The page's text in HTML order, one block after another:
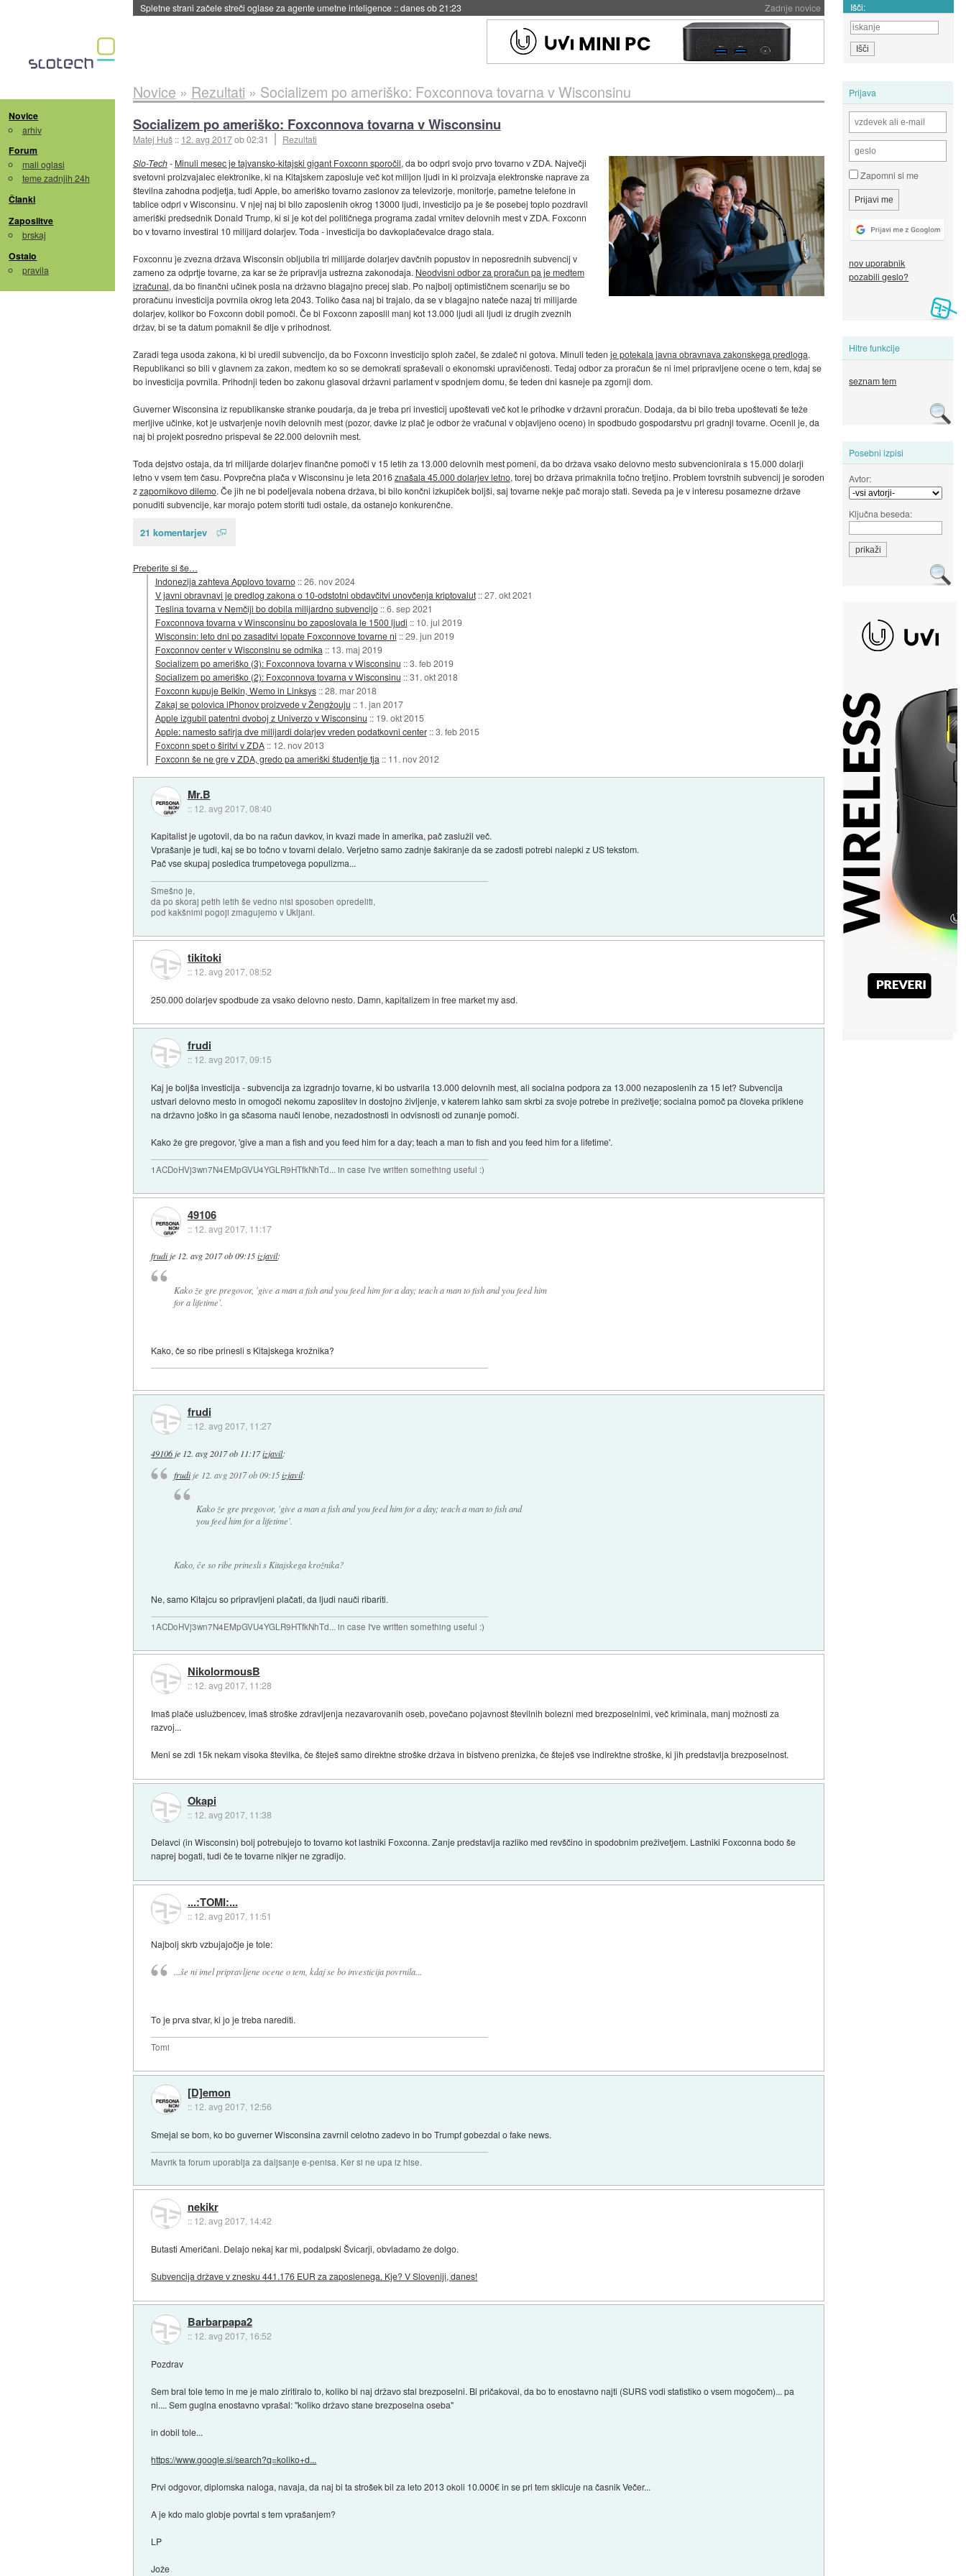
Zadnje novice
Saga s cepivom mRNA proti gripi v ZDA srečno končana::danes ob 06:10 Išči:
Novice
arhiv
Forum
mali oglasi
teme zadnjih 24h
Članki
Zaposlitve
brskaj
Ostalo
pravila
Prijava
Zapomni si me
nov uporabnik
pozabili geslo?
Hitre funkcije
seznam tem
Posebni izpisi
Avtor:
Ključna beseda:
Novice » Rezultati » Socializem po ameriško: Foxconnova tovarna v Wisconsinu
Socializem po ameriško: Foxconnova tovarna v Wisconsinu
Matej Huš :: 12. avg 2017ob 02:31
Rezultati
Slo-Tech- Minuli mesec je tajvansko-kitajski gigant Foxconn sporočil, da bo odprl svojo prvo tovarno v ZDA. Največji
svetovni proizvajalec elektronike, ki na Kitajskem zaposluje več kot milijon ljudi in ki proizvaja elektronske naprave za
številna zahodna podjetja, tudi Apple, bo ameriško tovarno zaslonov za televizorje, monitorje, pametne telefone in
tablice odprl v Wisconsinu. V njej naj bi bilo zaposlenih okrog 13000 ljudi, investicijo pa je še posebej toplo pozdravil
ameriški predsednik Donald Trump, ki si je kot del političnega programa zadal vrnitev delovnih mest v ZDA. Foxconn
bo v tovarno investiral 10 milijard dolarjev. Toda - investicija bo davkoplačevalce drago stala.
Foxconnu je zvezna država Wisconsin obljubila tri milijarde dolarjev davčnih popustov in neposrednih subvencij v
zameno za odprtje tovarne, za kar se že pripravlja ustrezna zakonodaja. Neodvisni odbor za proračun pa je medtem
izračunal, da bo finančni učinek posla na državno blagajno precej slab. Po najbolj optimističnem scenariju se bo
proračunu investicija povrnila okrog leta 2043. Toliko časa naj bi trajalo, da se v blagajno nateče nazaj tri milijarde
dolarjev, kolikor bo Foxconn dobil pomoči. Če bi Foxconn zaposlil manj kot 13.000 ljudi ali ljudi iz drugih zveznih
držav, bi se ta datum pomaknil še dlje v prihodnost.
Zaradi tega usoda zakona, ki bi uredil subvencijo, da bo Foxconn investicijo sploh začel, še zdaleč ni gotova. Minuli teden je potekala javna obravnava zakonskega predloga.
Republikanci so bili v glavnem za zakon, medtem ko so se demokrati spraševali o ekonomski upravičenosti. Tedaj odbor za proračun še ni imel pripravljene ocene o tem, kdaj se
bo investicija povrnila. Prihodnji teden bo zakonu glasoval državni parlament v spodnjem domu, še teden dni kasneje pa zgornji dom.
Guverner Wisconsina iz republikanske stranke poudarja, da je treba pri investicij upoštevati več kot le prihodke v državni proračun. Dodaja, da bi bilo treba upoštevati še teže
merljive učinke, kot je ustvarjenje novih delovnih mest (pozor, davke iz plač je odbor že vračunal v objavljeno oceno) in spodbudo gospodarstvu pri gradnji tovarne. Ocenil je, da
naj bi projekt posredno prispeval še 22.000 delovnih mest.
Toda dejstvo ostaja, da tri milijarde dolarjev finančne pomoči v 15 letih za 13.000 delovnih mest pomeni, da bo država vsako delovno mesto subvencionirala s 15.000 dolarji
letno v vsem tem času. Povprečna plača v Wisconsinu je leta 2016znašala 45.000 dolarjev letno, torej bo država primaknila točno tretjino. Problem tovrstnih subvencij je soroden
zzapornikovo dilemo. Če jih ne bi podeljevala nobena država, bi bilo končni izkupiček boljši, saj tovarne nekje pač morajo stati. Seveda pa je v interesu posamezne države
ponuditi subvencije, kar morajo potem storiti tudi ostale, da ostanejo konkurenčne.
21 komentarjev
Preberite si še…
Indonezija zahteva Applovo tovarno ::26. nov 2024
V javni obravnavi je predlog zakona o 10-odstotni obdavčitvi unovčenja kriptovalut ::27. okt 2021
Teslina tovarna v Nemčiji bo dobila milijardno subvencijo ::6. sep 2021
Foxconnova tovarna v Winsconsinu bo zaposlovala le 1500 ljudi :: 10. jul 2019
Wisconsin: leto dni po zasaditvi lopate Foxconnove tovarne ni ::29. jun 2019
Foxconnov center v Wisconsinu se odmika :: 13. maj 2019
Socializem po ameriško (3): Foxconnova tovarna v Wisconsinu ::3. feb 2019
Socializem po ameriško (2): Foxconnova tovarna v Wisconsinu ::31. okt 2018
Foxconn kupuje Belkin, Wemo in Linksys ::28. mar 2018
Zakaj se polovica iPhonov proizvede v Žengžouju :: 1. jan 2017
Apple izgubil patentni dvoboj z Univerzo v Wisconsinu :: 19. okt 2015
Apple: namesto safirja dve milijardi dolarjev vreden podatkovni center ::3. feb 2015
Foxconn spet o širitvi v ZDA :: 12. nov 2013
Foxconn še ne gre v ZDA, gredo pa ameriški študentje tja :: 11. nov 2012
Mr.B
:: 12. avg 2017, 08:40
Kapitalist je ugotovil, da bo na račun davkov, in kvazi made in amerika, pač zaslužil več.
Vprašanje je tudi, kaj se bo točno v tovarni delalo. Verjetno samo zadnje šakiranje da se zadosti potrebi nalepki z US tekstom.
Pač vse skupaj posledica trumpetovega populizma...
Smešno je,
da po skoraj petih letih še vedno nisi sposoben opredeliti,
pod kakšnimi pogoji zmagujemo v Ukljani.
tikitoki
:: 12. avg 2017, 08:52
250.000 dolarjev spodbude za vsako delovno nesto. Damn, kapitalizem in free market my asd.
frudi
:: 12. avg 2017, 09:15
Kaj je boljša investicija - subvencija za izgradnjo tovarne, ki bo ustvarila 13.000 delovnih mest, ali socialna podpora za 13.000 nezaposlenih za 15 let? Subvencija
ustvari delovno mesto in omogoči nekomu zaposlitev in dostojno življenje, v katerem lahko sam skrbi za svoje potrebe in preživetje; socialna pomoč pa človeka priklene
na državno joško in ga sčasoma nauči lenobe, nezadostnosti in odvisnosti od zunanje pomoči.
Kako že gre pregovor, 'give a man a fish and you feed him for a day; teach a man to fish and you feed him for a lifetime'.
1ACDoHVj3wn7N4EMpGVU4YGLR9HTfkNhTd... in case I've written something useful :)
49106
:: 12. avg 2017, 11:17
frudije 12. avg 2017 ob 09:15 izjavil:
Kako že gre pregovor, 'give a man a fish and you feed him for a day; teach a man to fish and you feed him
for a lifetime'.
Kako, če so ribe prinesli s Kitajskega krožnika?
frudi
:: 12. avg 2017, 11:27
49106 je 12. avg 2017 ob 11:17izjavil:
frudije 12. avg 2017 ob 09:15 izjavil:
Kako že gre pregovor, 'give a man a fish and you feed him for a day; teach a man to fish and
you feed him for a lifetime'.
Kako, če so ribe prinesli s Kitajskega krožnika?
Ne, samo Kitajcu so pripravljeni plačati, da ljudi nauči ribariti.
1ACDoHVj3wn7N4EMpGVU4YGLR9HTfkNhTd... in case I've written something useful :)
NikolormousB
:: 12. avg 2017, 11:28
Imaš plače uslužbencev, imaš stroške zdravljenja nezavarovanih oseb, povečano pojavnost številnih bolezni med brezposelnimi, več kriminala, manj možnosti za
razvoj...
Meni se zdi 15k nekam visoka številka, če šteješ samo direktne stroške država in bistveno prenizka, če šteješ vse indirektne stroške, ki jih predstavlja brezposelnost.
Okapi
:: 12. avg 2017, 11:38
Delavci (in Wisconsin) bolj potrebujejo to tovarno kot lastniki Foxconna. Zanje predstavlja razliko med revščino in spodobnim preživetjem. Lastniki Foxconna bodo še
naprej bogati, tudi če te tovarne nikjer ne zgradijo.
...:TOMI:...
:: 12. avg 2017, 11:51
Najbolj skrb vzbujajočje je tole:
...še ni imel pripravljene ocene o tem, kdaj se bo investicija povrnila...
To je prva stvar, ki jo je treba narediti.
Tomi
[D]emon
:: 12. avg 2017, 12:56
Smejal se bom, ko bo guverner Wisconsina zavrnil celotno zadevo in bo Trumpf gobezdal o fake news.
Mavrik ta forum uporablja za daljsanje e-penisa. Ker si ne upa iz hise.
nekikr
:: 12. avg 2017, 14:42
Butasti Američani. Delajo nekaj kar mi, podalpski Švicarji, obvladamo že dolgo.
Subvencija države v znesku 441.176 EUR za zaposlenega. Kje? V Sloveniji, danes!
Barbarpapa2
:: 12. avg 2017, 16:52
Pozdrav
Sem bral tole temo in me je malo ziritiralo to, koliko bi naj državo stal brezposelni. Bi pričakoval, da bo to enostavno najti (SURS vodi statistiko o vsem mogočem)... pa
ni.... Sem guglna enostavno vprašal: "koliko državo stane brezposelna oseba"
in dobil tole...
https://www.google.si/search?q=koliko+d...
Prvi odgovor, diplomska naloga, navaja, da naj bi ta strošek bil za leto 2013 okoli 10.000€ in se pri tem sklicuje na časnik Večer...
A je kdo malo globje povrtal s tem vprašanjem?
LP
Jože